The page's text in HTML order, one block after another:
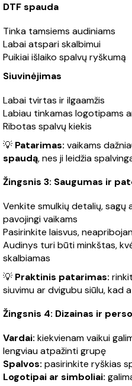
DTF spauda
Tinka tamsiems audiniams
Labai atspari skalbimui
Puikiai išlaiko spalvų ryškumą
Siuvinėjimas
Labai tvirtas ir ilgaamžis
Labiau tinkamas logotipams
Ribotas spalvų kiekis
💡 Patarimas: vaikams
spaudą, nes ji leidžia
Žingsnis 3: Saugumas ir
Venkite smulkių detalių, sagų
pavojingi vaikams
Pasirinkite laisvus,
Audinys turi būti minkštas,
skalbiamas
💡 Praktinis patarimas:
siuvimu ar dvigubu siūlu, kad
Žingsnis 4: Dizainas ir
Vardai: kiekvienam vaikui
lengviau atpažinti grupę
Spalvos: pasirinkite ryškias
Logotipai ar simboliai: